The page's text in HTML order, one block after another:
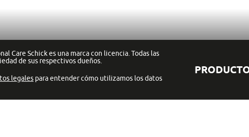
Care Schick es una marca con licencia. Todas las
de sus respectivos dueños.
legales para entender cómo utilizamos los datos